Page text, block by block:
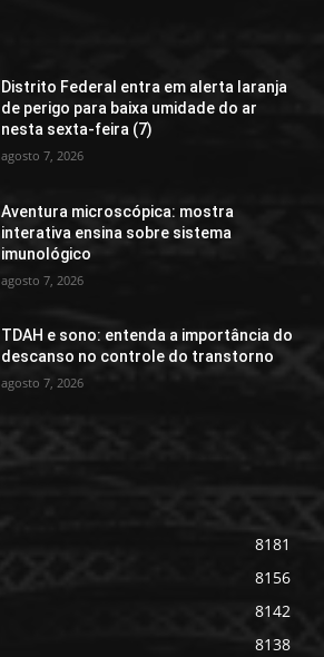
Distrito Federal entra em alerta laranja
de perigo para baixa umidade do ar
nesta sexta-feira (7)
agosto 7, 2026
Aventura microscópica: mostra
interativa ensina sobre sistema
imunológico
agosto 7, 2026
TDAH e sono: entenda a importância do
descanso no controle do transtorno
agosto 7, 2026
8181
8156
8142
8138